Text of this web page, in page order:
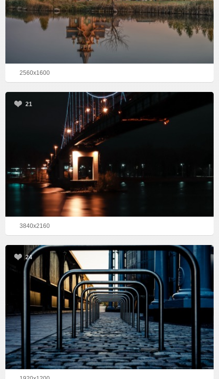
2560x1600
21
3840x2160
24